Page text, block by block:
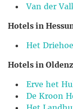
Van der
Hotels in
Het
Hotels in
Erve het
De Kroon